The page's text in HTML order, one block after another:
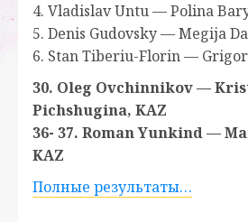
4. Vladislav Untu — Polina
5. Denis Gudovsky — Megija
6. Stan Tiberiu-Florin —
30. Oleg Ovchinnikov —
Pichshugina, KAZ
36- 37. Roman Yunkind —
KAZ
Полные результаты…